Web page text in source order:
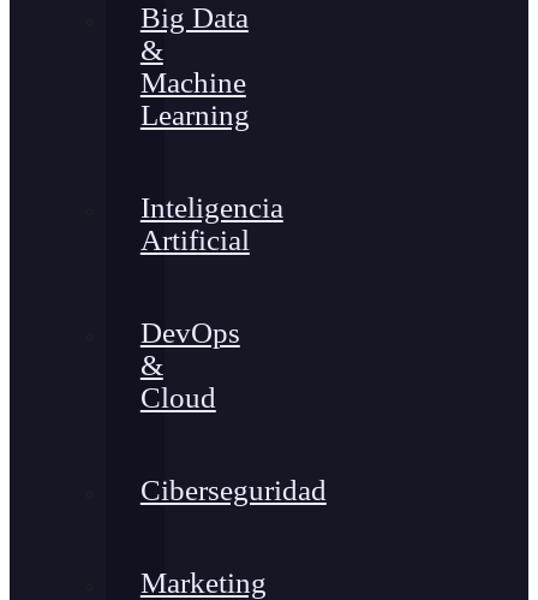
Big Data
&
Machine
Learning
Inteligencia
Artificial
DevOps
&
Cloud
Ciberseguridad
Marketing